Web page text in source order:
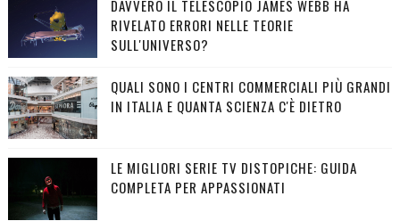
DAVVERO IL TELESCOPIO JAMES WEBB HA
RIVELATO ERRORI NELLE TEORIE
SULL'UNIVERSO?
QUALI SONO I CENTRI COMMERCIALI PIÙ GRANDI
IN ITALIA E QUANTA SCIENZA C'È DIETRO
LE MIGLIORI SERIE TV DISTOPICHE: GUIDA
COMPLETA PER APPASSIONATI